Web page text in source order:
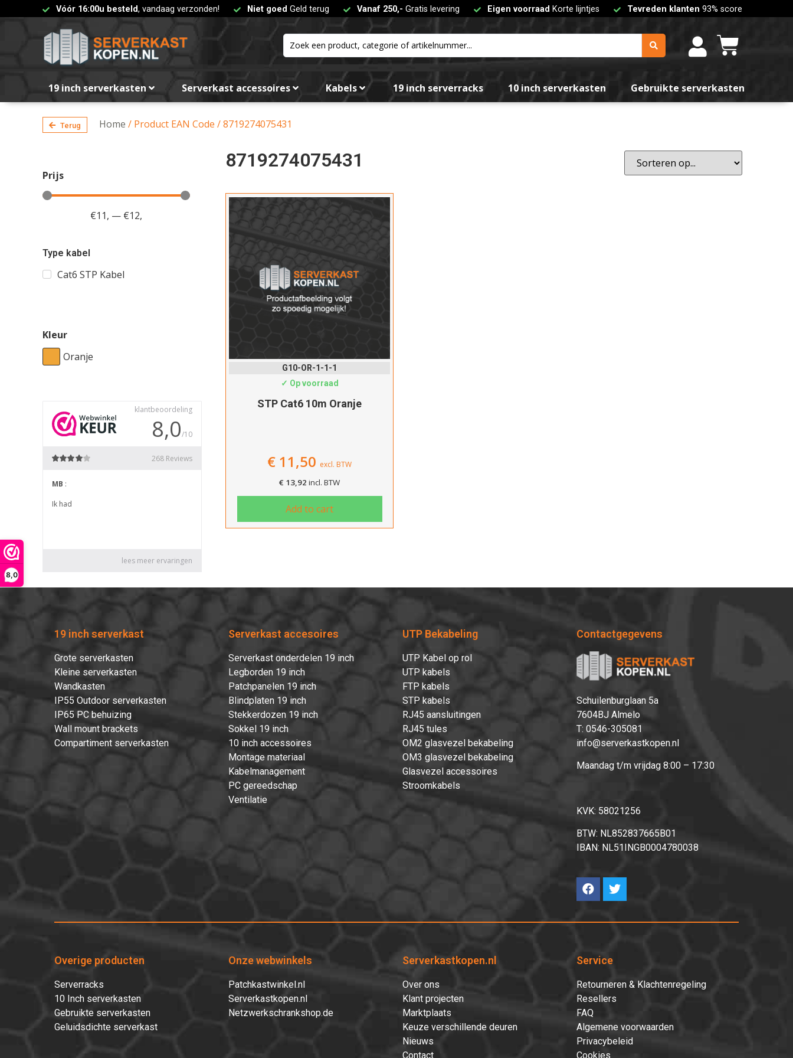
8,0
Vóór 16:00u besteld, vandaag verzonden! Niet goed Geld terug Vanaf 250,- Gratis levering Eigen voorraad Korte lijntjes Tevreden klanten 93% score
19 inch serverkasten Serverkast accessoires Kabels 19 inch serverracks 10 inch serverkasten Gebruikte serverkasten
Terug Home / Product EAN Code / 8719274075431
Prijs
€11, — €12,
Type kabel
Cat6 STP Kabel
Kleur
Oranje
8719274075431
G10-OR-1-1-1
✓ Op voorraad
STP Cat6 10m Oranje
€ 11,50 excl. BTW
€ 13,92 incl. BTW
Add to cart
19 inch serverkast
Grote serverkasten
Kleine serverkasten
Wandkasten
IP55 Outdoor serverkasten
IP65 PC behuizing
Wall mount brackets
Compartiment serverkasten
Serverkast accesoires
Serverkast onderdelen 19 inch
Legborden 19 inch
Patchpanelen 19 inch
Blindplaten 19 inch
Stekkerdozen 19 inch
Sokkel 19 inch
10 inch accessoires
Montage materiaal
Kabelmanagement
PC gereedschap
Ventilatie
UTP Bekabeling
UTP Kabel op rol
UTP kabels
FTP kabels
STP kabels
RJ45 aansluitingen
RJ45 tules
OM2 glasvezel bekabeling
OM3 glasvezel bekabeling
Glasvezel accessoires
Stroomkabels
Contactgegevens
Schuilenburglaan 5a
7604BJ Almelo
T: 0546-305081
info@serverkastkopen.nl
Maandag t/m vrijdag 8:00 – 17:30
KVK: 58021256
BTW: NL852837665B01
IBAN: NL51INGB0004780038
Overige producten
Serverracks
10 Inch serverkasten
Gebruikte serverkasten
Geluidsdichte serverkast
Onze webwinkels
Patchkastwinkel.nl
Serverkastkopen.nl
Netzwerkschrankshop.de
Serverkastkopen.nl
Over ons
Klant projecten
Marktplaats
Keuze verschillende deuren
Nieuws
Contact
Service
Retourneren & Klachtenregeling
Resellers
FAQ
Algemene voorwaarden
Privacybeleid
Cookies
Dit product is succesvol toegevoegd aan uw winkelwagen!
Filteren